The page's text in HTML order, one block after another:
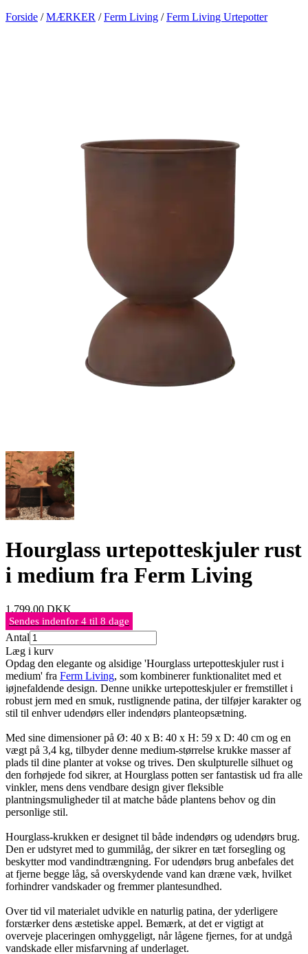
Forside /MÆRKER /Ferm Living /Ferm Living Urtepotter
Hourglass urtepotteskjuler rust
i medium fra Ferm Living
1.799,00 DKK
Sendes indenfor 4 til 8 dage
Antal
Læg i kurv
Opdag den elegante og alsidige 'Hourglass urtepotteskjuler rust i
medium' fra Ferm Living, som kombinerer funktionalitet med et
iøjnefaldende design. Denne unikke urtepotteskjuler er fremstillet i
robust jern med en smuk, rustlignende patina, der tilføjer karakter og
stil til enhver udendørs eller indendørs planteopsætning.
Med sine dimensioner på Ø: 40 x B: 40 x H: 59 x D: 40 cm og en
vægt på 3,4 kg, tilbyder denne medium-størrelse krukke masser af
plads til dine planter at vokse og trives. Den skulpturelle silhuet og
den forhøjede fod sikrer, at Hourglass potten ser fantastisk ud fra alle
vinkler, mens dens vendbare design giver fleksible
plantningsmuligheder til at matche både plantens behov og din
personlige stil.
Hourglass-krukken er designet til både indendørs og udendørs brug.
Den er udstyret med to gummilåg, der sikrer en tæt forsegling og
beskytter mod vandindtrængning. For udendørs brug anbefales det
at fjerne begge låg, så overskydende vand kan dræne væk, hvilket
forhindrer vandskader og fremmer plantesundhed.
Over tid vil materialet udvikle en naturlig patina, der yderligere
forstærker dens æstetiske appel. Bemærk, at det er vigtigt at
overveje placeringen omhyggeligt, når lågene fjernes, for at undgå
vandskade eller misfarvning af underlaget.